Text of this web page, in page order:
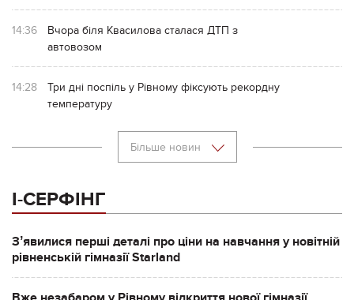
14:36
Вчора біля Квасилова сталася ДТП з
автовозом
14:28
Три дні поспіль у Рівному фіксують рекордну
температуру
Більше новин
І-СЕРФІНГ
Зʼявилися перші деталі про ціни на навчання у новітній
рівненській гімназії Starland